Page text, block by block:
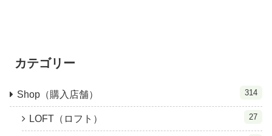
カテゴリー
Shop（購入店舗） 314
LOFT（ロフト） 27